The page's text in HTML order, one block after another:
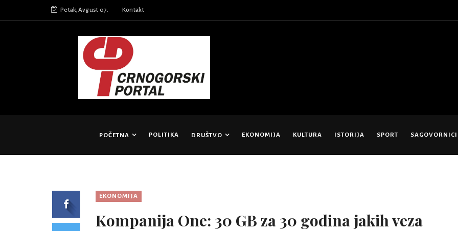
Petak,Avgust 07. Kontakt
POČETNA POLITIKA DRUŠTVO EKONOMIJA KULTURA ISTORIJA SPORT SAGOVORNICI
EKONOMIJA
Kompanija One: 30 GB za 30 godina jakih veza